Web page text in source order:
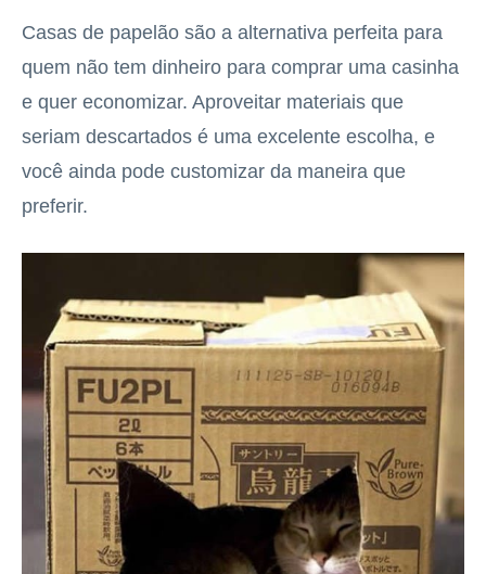
Casas de papelão são a alternativa perfeita para
quem não tem dinheiro para comprar uma casinha
e quer economizar. Aproveitar materiais que
seriam descartados é uma excelente escolha, e
você ainda pode customizar da maneira que
preferir.